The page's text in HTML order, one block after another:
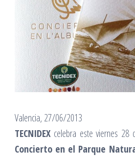
Valencia, 27/06/2013
TECNIDEXcelebra este viernes 28
Concierto en el Parque